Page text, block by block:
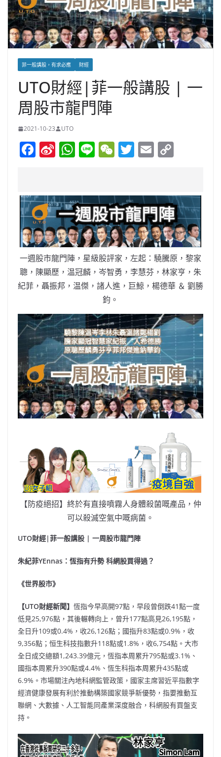
菲一般講股，有求必應 財經
UTO財經|菲一般講股 | 一
周股市龍門陣
2021-10-23 UTO
F
e
b
o
o
k
Si
W
ei
b
o
W
s
A
p
p
Li W
h
at
T
er
E
l y
Li
n
k
一週股市龍門陣，星級股評家，左起：驍騰原，黎家
聰，陳顯歷，温冠麟，岑智勇，李慧芬，林家亨，朱
紀菲，聶振邦，温傑，諸人進，巨鯨，楊德華 ＆ 劉勝
鈞。
【防疫絕招】終於有直接噴霧人身體殺菌嘅產品，仲
可以殺滅空氣中嘅病菌。
UTO財經|菲一般講股 | 一周股市龍門陣
朱紀菲YEnnas： 恆指有升勢科網股買得過？
《世界股市》
【UTO財經新聞】 恆指今早高開97點，早段曾倒跌41點一度
低見25,976點，其後輾轉向上，曾升177點高見26,195點，
全日升109或0.4%，收26,126點；國指升83點或0.9%，收
9,356點；恒生科技指數升118點或1.8%，收6,754點。大市
全日成交總額1,243.39億元，恆指本周累升795點或3.1%、
國指本周累升390點或4.4%、恆生科指本周累升435點或
6.9%。市場關注內地科網監管政策，國家主席習近平指數字
經濟健康發展有利於推動構築國家競爭新優勢，指要推動互
聯網、大數據、人工智能同產業深度融合，科網股有買盤支
持。